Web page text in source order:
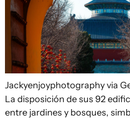
Jackyenjoyphotography via
La disposición de sus 92
entre jardines y bosques,